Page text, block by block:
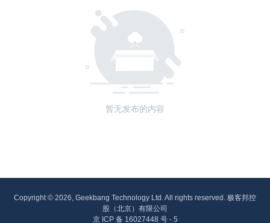
暂无发布的内容
Copyright © 2026, Geekbang Technology Ltd. All rights reserved. 极客邦控
股（北京）有限公司
京 ICP 备 16027448 号 - 5